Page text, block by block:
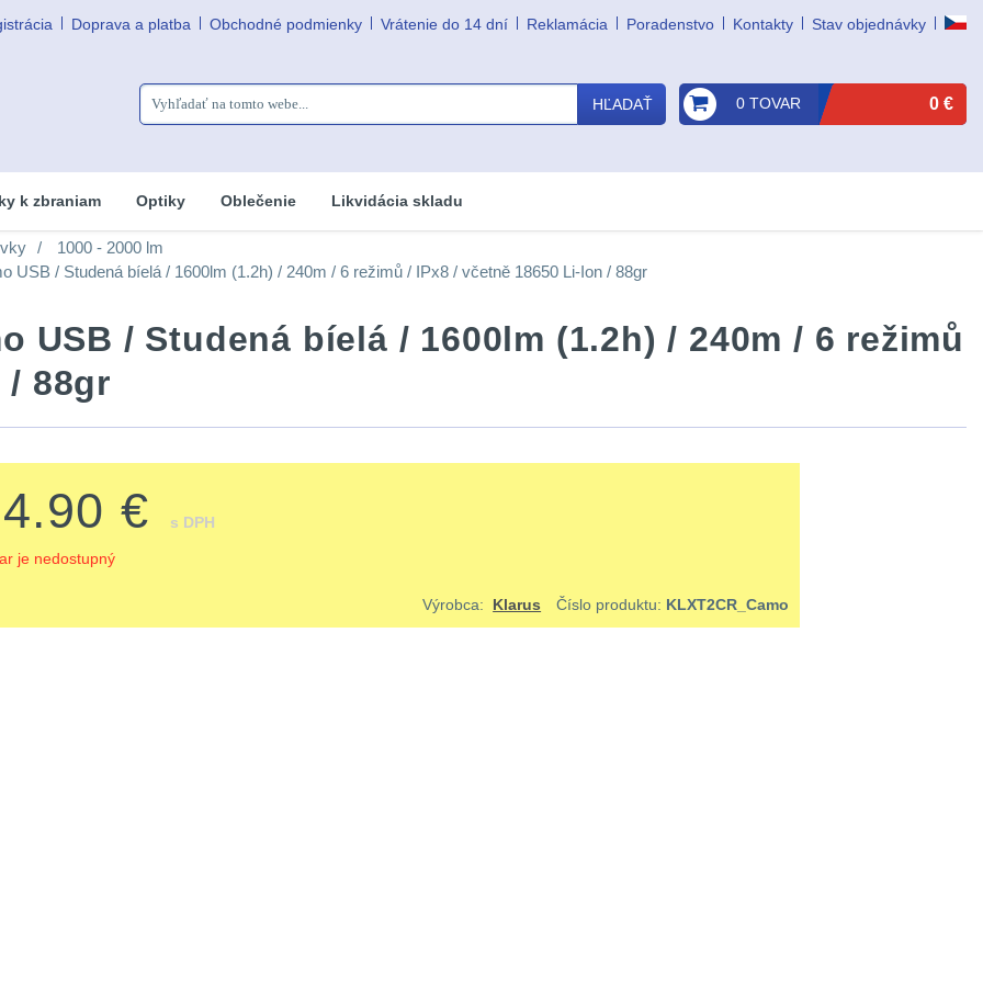
Doprava a platba Obchodné podmienky Vrátenie do 14 dní Reklamácia Poradenstvo Kontakty Stav objednávky
HĽADAŤ 0 TOVAR 0 €
k zbraniam Optiky Oblečenie Likvidácia skladu
1000 - 2000 lm
USB / Studená bíelá / 1600lm (1.2h) / 240m / 6 režimů / IPx8 / včetně 18650 Li-Ion / 88gr
USB / Studená bíelá / 1600lm (1.2h) / 240m / 6 režimů
/ 88gr
€ s DPH
je nedostupný
Výrobca: Klarus Číslo produktu: KLXT2CR_Camo